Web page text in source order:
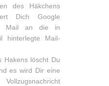
des Häkchens
Dich Google
Mail an die in
hinterlegte Mail-
Hakens löscht Du
es wird Dir eine